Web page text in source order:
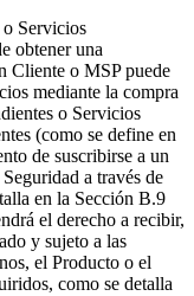
o Servicios
obtener una
Cliente o MSP puede
mediante la compra
o Servicios
(como se define en
de suscribirse a un
a través de
en la Sección B.9
el derecho a recibir,
y sujeto a las
el Producto o el
como se detalla